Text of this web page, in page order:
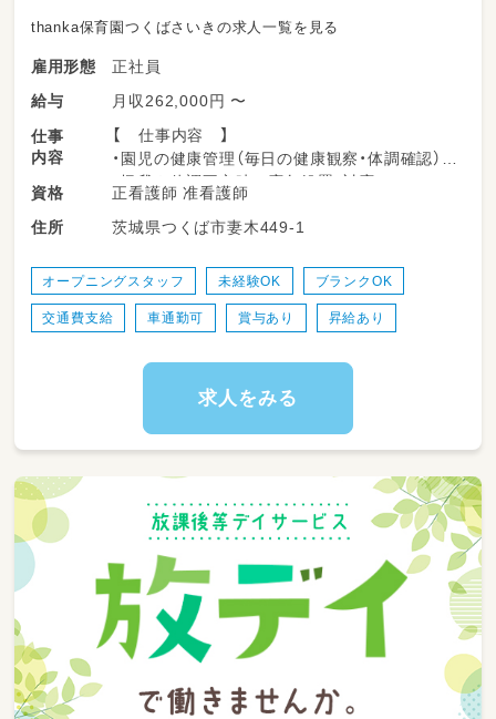
thanka保育園つくばさいきの求人一覧を見る
雇用形態
正社員
給与
月収262,000円 〜
仕事
内容
【 仕事内容 】
・園児の健康管理（毎日の健康観察・体調確認）
・怪我や体調不良時の応急処置・対応
・保護者への健康相談・情報共有
・感染症予防・衛生管理の実施、職員への助言
・身体測定、内科健診・歯科健診の準備／補助
・医療的ケアが必要な園児への対応（対象児がい
る場合）
・職員への保健・衛生研修の実施
・園内環境の安全点検・事故予防への取り組み
【 服装 】
指定の服装やエプロン着用はございません。
【ライフステージ転換制度について】
年代・性別、様々な環境要因や個人・家庭の事情
によって働き続けることが難しく感じる時期が
誰にでもあります。
私たちは長く働ける環境づくりの一つとして、
正規職員のライフステージに合った働き方を選
各雇用区分は、責任の重さ、勤務時間の長さ、無
資格
正看護師 准看護師
住所
茨城県つくば市妻木449-1
オープニングスタッフ 未経験OK ブランクOK
交通費支給 車通勤可 賞与あり 昇給あり
求人をみる